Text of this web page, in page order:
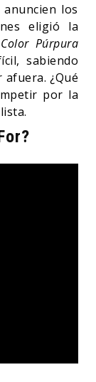
los
eligió la
Púrpura
sabiendo
¿Qué
por la